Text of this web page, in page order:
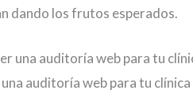
dando los frutos esperados.
una auditoría web para tu
auditoría web para tu